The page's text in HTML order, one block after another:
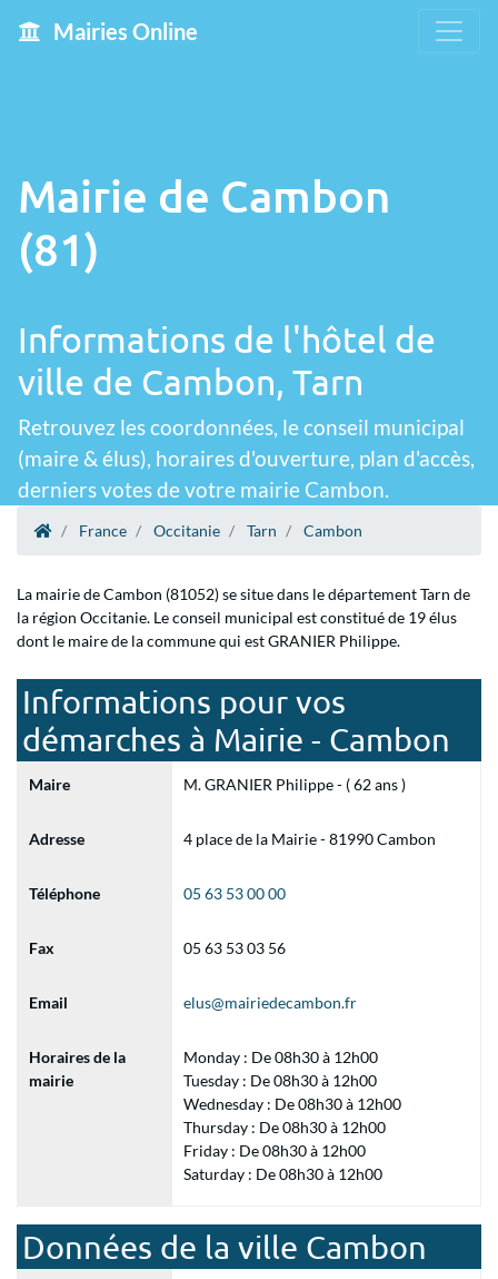
Mairies Online
Mairie de Cambon
(81)
Informations de l'hôtel de
ville de Cambon, Tarn
Retrouvez les coordonnées, le conseil municipal
(maire & élus), horaires d'ouverture, plan d'accès,
derniers votes de votre mairie Cambon.
France Occitanie Tarn Cambon
La mairie de Cambon (81052) se situe dans le département Tarn de
la région Occitanie. Le conseil municipal est constitué de 19 élus
dont le maire de la commune qui est GRANIER Philippe.
Informations pour vos
démarches à Mairie - Cambon
Maire M. GRANIER Philippe - ( 62 ans )
Adresse 4 place de la Mairie - 81990 Cambon
Téléphone 05 63 53 00 00
Fax 05 63 53 03 56
Email elus@mairiedecambon.fr
Horaires de la
mairie
Monday : De 08h30 à 12h00
Tuesday : De 08h30 à 12h00
Wednesday : De 08h30 à 12h00
Thursday : De 08h30 à 12h00
Friday : De 08h30 à 12h00
Saturday : De 08h30 à 12h00
Données de la ville Cambon